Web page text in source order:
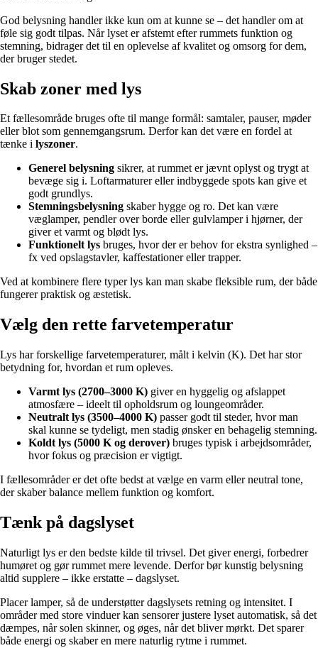
God belysning handler ikke kun om at kunne se – det handler om at
føle sig godt tilpas. Når lyset er afstemt efter rummets funktion og
stemning, bidrager det til en oplevelse af kvalitet og omsorg for dem,
der bruger stedet.
Skab zoner med lys
Et fællesområde bruges ofte til mange formål: samtaler, pauser, møder
eller blot som gennemgangsrum. Derfor kan det være en fordel at
tænke i lyszoner.
Generel belysning sikrer, at rummet er jævnt oplyst og trygt at
bevæge sig i. Loftarmaturer eller indbyggede spots kan give et
godt grundlys.
Stemningsbelysning skaber hygge og ro. Det kan være
væglamper, pendler over borde eller gulvlamper i hjørner, der
giver et varmt og blødt lys.
Funktionelt lys bruges, hvor der er behov for ekstra synlighed –
fx ved opslagstavler, kaffestationer eller trapper.
Ved at kombinere flere typer lys kan man skabe fleksible rum, der både
fungerer praktisk og æstetisk.
Vælg den rette farvetemperatur
Lys har forskellige farvetemperaturer, målt i kelvin (K). Det har stor
betydning for, hvordan et rum opleves.
Varmt lys (2700–3000 K) giver en hyggelig og afslappet
atmosfære – ideelt til opholdsrum og loungeområder.
Neutralt lys (3500–4000 K) passer godt til steder, hvor man
skal kunne se tydeligt, men stadig ønsker en behagelig stemning.
Koldt lys (5000 K og derover) bruges typisk i arbejdsområder,
hvor fokus og præcision er vigtigt.
I fællesområder er det ofte bedst at vælge en varm eller neutral tone,
der skaber balance mellem funktion og komfort.
Tænk på dagslyset
Naturligt lys er den bedste kilde til trivsel. Det giver energi, forbedrer
humøret og gør rummet mere levende. Derfor bør kunstig belysning
altid supplere – ikke erstatte – dagslyset.
Placer lamper, så de understøtter dagslysets retning og intensitet. I
områder med store vinduer kan sensorer justere lyset automatisk, så det
dæmpes, når solen skinner, og øges, når det bliver mørkt. Det sparer
både energi og skaber en mere naturlig rytme i rummet.